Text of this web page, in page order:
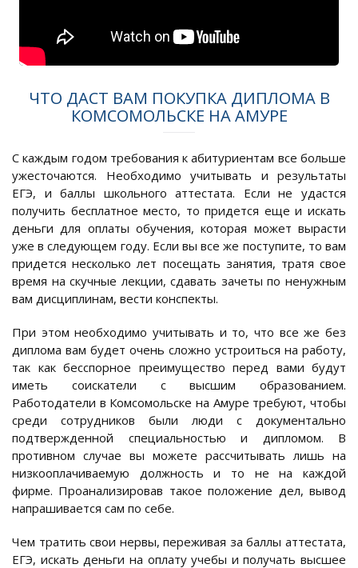
ЧТО ДАСТ ВАМ ПОКУПКА ДИПЛОМА В
КОМСОМОЛЬСКЕ НА АМУРЕ
С каждым годом требования к абитуриентам все больше
ужесточаются. Необходимо учитывать и результаты
ЕГЭ, и баллы школьного аттестата. Если не удастся
получить бесплатное место, то придется еще и искать
деньги для оплаты обучения, которая может вырасти
уже в следующем году. Если вы все же поступите, то вам
придется несколько лет посещать занятия, тратя свое
время на скучные лекции, сдавать зачеты по ненужным
вам дисциплинам, вести конспекты.
При этом необходимо учитывать и то, что все же без
диплома вам будет очень сложно устроиться на работу,
так как бесспорное преимущество перед вами будут
иметь соискатели с высшим образованием.
Работодатели в Комсомольске на Амуре требуют, чтобы
среди сотрудников были люди с документально
подтвержденной специальностью и дипломом. В
противном случае вы можете рассчитывать лишь на
низкооплачиваемую должность и то не на каждой
фирме. Проанализировав такое положение дел, вывод
напрашивается сам по себе.
Чем тратить свои нервы, переживая за баллы аттестата,
ЕГЭ, искать деньги на оплату учебы и получать высшее